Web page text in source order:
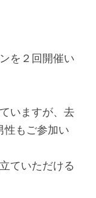
を２回開催い
いますが、去
性もご参加い
ていただける